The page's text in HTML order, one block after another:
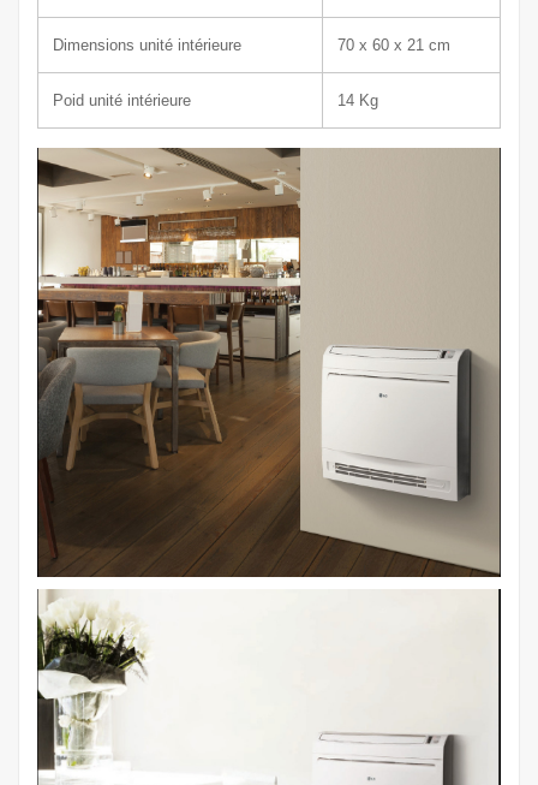
Dimensions unité intérieure 70 x 60 x 21 cm
Poid unité intérieure 14 Kg